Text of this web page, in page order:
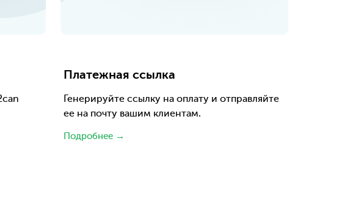
Платежная ссылка
Генерируйте ссылку на оплату и отправляйте
ее на почту вашим клиентам.
Подробнее →